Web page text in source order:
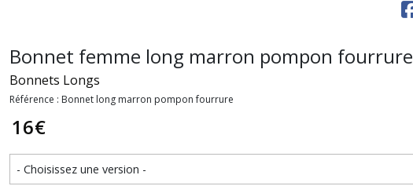
Bonnet femme long marron pompon fourrure
Bonnets Longs
Référence : Bonnet long marron pompon fourrure
16€